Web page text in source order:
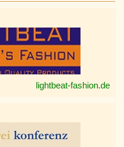
lightbeat-fashion.de